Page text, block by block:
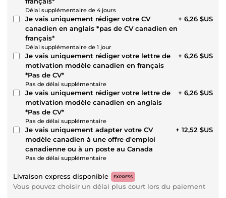
Délai supplémentaire de 4 jours
Je vais uniquement rédiger votre CV
canadien en anglais *pas de CV canadien en
français*
Délai supplémentaire de 1 jour
+ 6,26 $US
Je vais uniquement rédiger votre lettre de
motivation modèle canadien en français
*Pas de CV*
Pas de délai supplémentaire
+ 6,26 $US
Je vais uniquement rédiger votre lettre de
motivation modèle canadien en anglais
*Pas de CV*
Pas de délai supplémentaire
+ 6,26 $US
Je vais uniquement adapter votre CV
modèle canadien à une offre d'emploi
canadienne ou à un poste au Canada
Pas de délai supplémentaire
+ 12,52 $US
Livraison express disponible EXPRESS
Vous pouvez choisir un délai plus court lors du paiement